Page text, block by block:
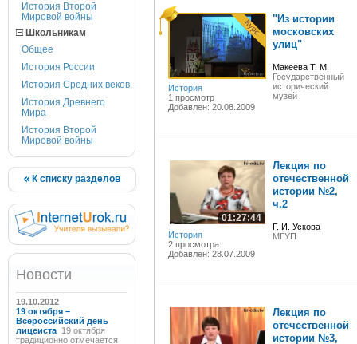
История Второй
Мировой войны
Школьникам
Общее
История России
История Средних веков
История Древнего
Мира
История Второй
Мировой войны
К списку разделов
Новости
19.10.2012
19 октября –
Всероссийский день
лицеиста 19 октября
традиционно отмечается
История
1 просмотр
Добавлен: 20.08.2009
"Из истории
московских
улиц"
Макеева Т. М.
Государственный
исторический
музей
01:27:44
История
2 просмотра
Добавлен: 28.07.2009
Лекция по
отечественной
истории №2,
ч.2
Г. И. Ускова
МГУП
Лекция по
отечественной
истории №3,